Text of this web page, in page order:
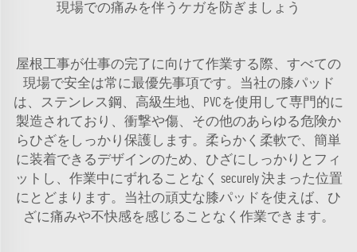
現場での痛みを伴うケガを防ぎましょう
屋根工事が仕事の完了に向けて作業する際、すべての
現場で安全は常に最優先事項です。当社の膝パッド
は、ステンレス鋼、高級生地、PVCを使用して専門的に
製造されており、衝撃や傷、その他のあらゆる危険か
らひざをしっかり保護します。柔らかく柔軟で、簡単
に装着できるデザインのため、ひざにしっかりとフィ
ットし、作業中にずれることなく securely 決まった位置
にとどまります。当社の頑丈な膝パッドを使えば、ひ
ざに痛みや不快感を感じることなく作業できます。